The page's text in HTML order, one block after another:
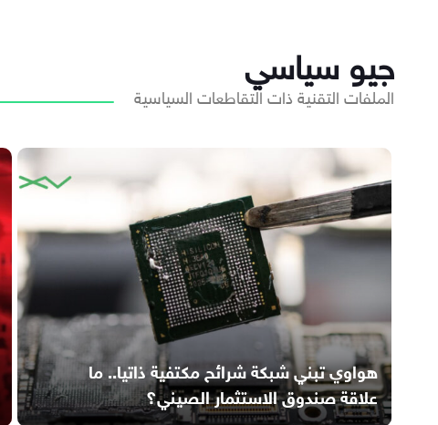
جيو سياسي
الملفات التقنية ذات التقاطعات السياسية
هواوي تبني شبكة شرائح مكتفية ذاتيا.. ما
علاقة صندوق الاستثمار الصيني؟